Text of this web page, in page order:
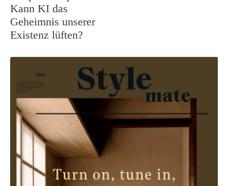
Kann KI das
Geheimnis unserer
Existenz lüften?